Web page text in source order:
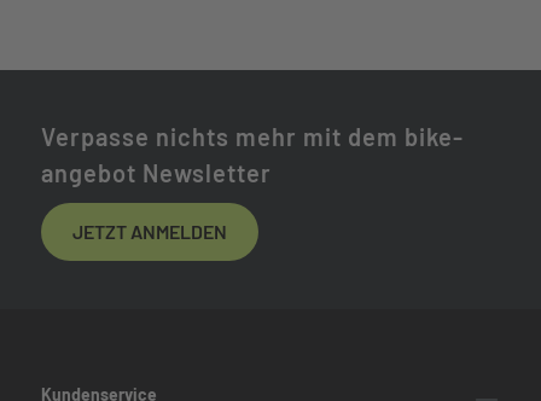
Verpasse nichts mehr mit dem bike-
angebot Newsletter
JETZT ANMELDEN
Kundenservice